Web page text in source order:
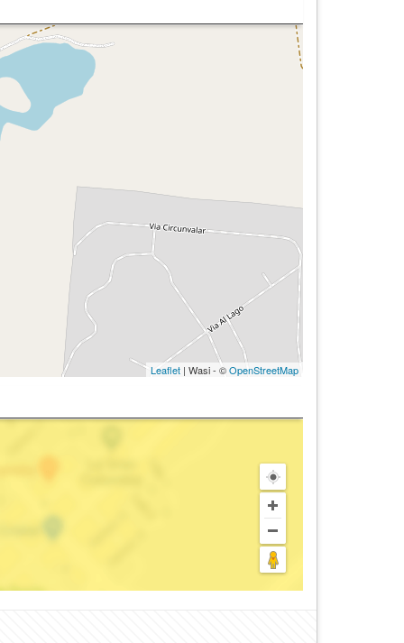
Leaflet | Wasi - ©OpenStreetMap